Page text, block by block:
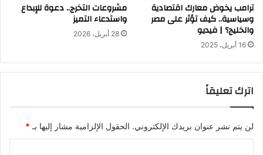
ترامب يخوض معارك اقتصادية
وسياسية.. كيف تؤثر على مصر
والخليج؟ | فيديو
16 أبريل، 2025
مشروعات التخرج.. دعوة للإبداع
واستدعاء التميز
28 أبريل، 2026
اترك تعليقاً
لن يتم نشر عنوان بريدك الإلكتروني. الحقول الإلزامية مشار إليها بـ *